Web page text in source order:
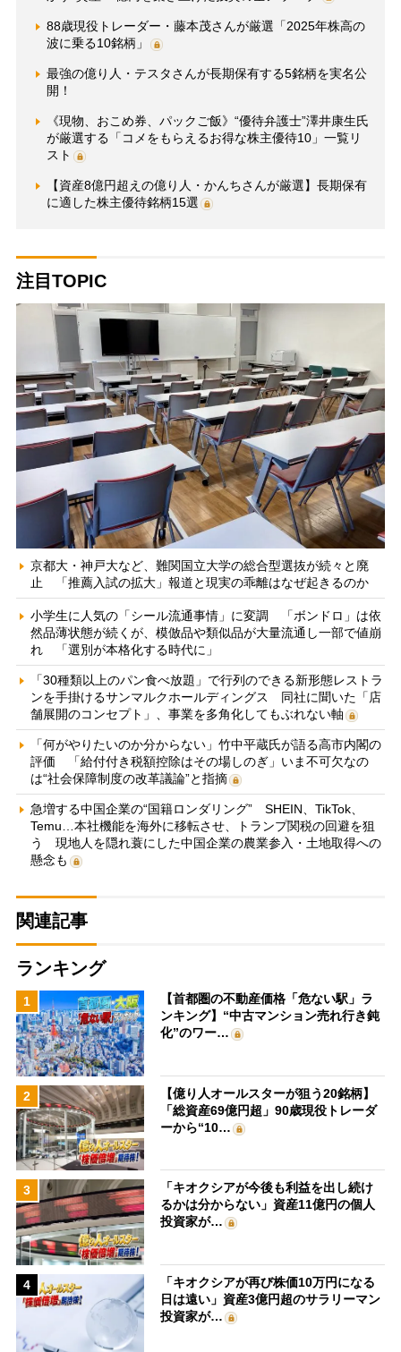
88歳現役トレーダー・藤本茂さんが厳選「2025年株高の
波に乗る10銘柄」
最強の億り人・テスタさんが長期保有する5銘柄を実名公
開！
《現物、おこめ券、パックご飯》“優待弁護士”澤井康生氏
が厳選する「コメをもらえるお得な株主優待10」一覧リ
スト
【資産8億円超えの億り人・かんちさんが厳選】長期保有
に適した株主優待銘柄15選
注目TOPIC
京都大・神戸大など、難関国立大学の総合型選抜が続々と廃
止 「推薦入試の拡大」報道と現実の乖離はなぜ起きるのか
小学生に人気の「シール流通事情」に変調 「ボンドロ」は依
然品薄状態が続くが、模倣品や類似品が大量流通し一部で値崩
れ 「選別が本格化する時代に」
「30種類以上のパン食べ放題」で行列のできる新形態レストラ
ンを手掛けるサンマルクホールディングス 同社に聞いた「店
舗展開のコンセプト」、事業を多角化してもぶれない軸
「何がやりたいのか分からない」竹中平蔵氏が語る高市内閣の
評価 「給付付き税額控除はその場しのぎ」いま不可欠なの
は“社会保障制度の改革議論”と指摘
急増する中国企業の“国籍ロンダリング” SHEIN、TikTok、
Temu…本社機能を海外に移転させ、トランプ関税の回避を狙
う 現地人を隠れ蓑にした中国企業の農業参入・土地取得への
懸念も
関連記事
ランキング
1
【首都圏の不動産価格「危ない駅」ラ
ンキング】“中古マンション売れ行き鈍
化”のワー…
2
【億り人オールスターが狙う20銘柄】
「総資産69億円超」90歳現役トレーダ
ーから“10…
3
「キオクシアが今後も利益を出し続け
るかは分からない」資産11億円の個人
投資家が…
4
「キオクシアが再び株価10万円になる
日は遠い」資産3億円超のサラリーマン
投資家が…